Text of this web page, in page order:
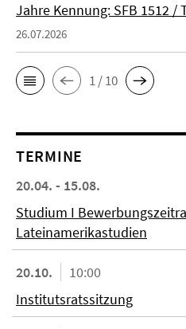
Jahre Kennung: SFB 1512 /
26.07.2026
1 / 10
TERMINE
20.04. - 15.08.
Studium I
Lateinamerikastudien
20.10.
10:00
Institutsratssitzung